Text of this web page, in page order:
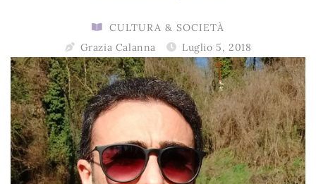
CULTURA & SOCIETÀ
Grazia Calanna
Luglio 5, 2018